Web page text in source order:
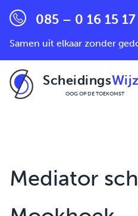
085 – 0 16 15 17
Samen uit elkaar zonder
Scheidings
OOG OP DE TOEKOMST
Mediator